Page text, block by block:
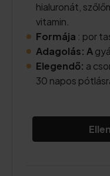
hialuronát,
vitamin.
Formája : por
Adagolás: A
Elegendő: a
30 napos